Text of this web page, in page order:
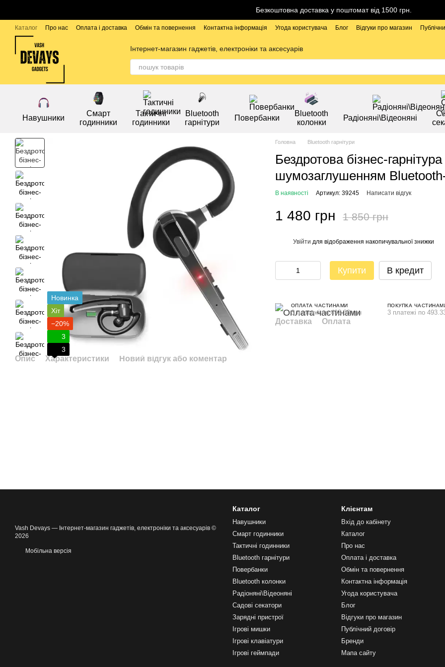
Безкоштовна доставка у поштомат від 1500 грн.
Каталог Про нас Оплата і доставка Обмін та повернення Контактна інформація Угода користувача Блог Відгуки про магазин
Бренди
Інтернет-магазин гаджетів, електроніки та аксесуарів
Навушники
Смарт
годинники
Тактичні
годинники
Bluetooth
гарнітури
Повербанки
Bluetooth
колонки
Радіоняні\Відеоняні
Новинка
Хіт
−20%
3
3
Опис Характеристики Новий відгук або коментар
Головна Bluetooth гарнітури
Бездротова бізнес-
шумозаглушенням Bluetooth-
В наявності Артикул: 39245 Написати відгук
1 480 грн 1 850 грн
Увійти для відображення накопичувальної знижки
Купити В кредит
ОПЛАТА ЧАСТИНАМИ
3 платежі по 493.33 грн
ПОКУПКА
3 платежі по
Доставка Оплата
Vash Devays — Інтернет-магазин гаджетів, електроніки та аксесуарів ©
2026
Мобільна версія
Каталог
Навушники
Смарт годинники
Тактичні годинники
Bluetooth гарнітури
Повербанки
Bluetooth колонки
Радіоняні\Відеоняні
Садові секатори
Зарядні пристрої
Ігрові мишки
Ігрові клавіатури
Ігрові геймпади
Клієнтам
Вхід до кабінету
Каталог
Про нас
Оплата і доставка
Обмін та повернення
Контактна інформація
Угода користувача
Блог
Відгуки про магазин
Публічний договір
Бренди
Мапа сайту